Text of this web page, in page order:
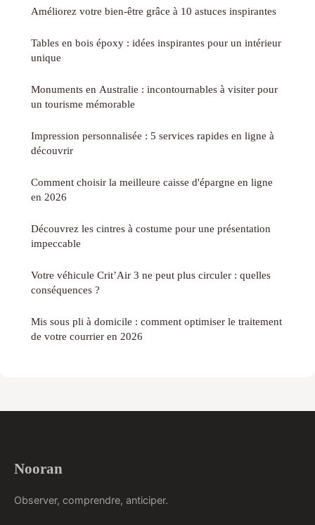
Améliorez votre bien-être grâce à 10 astuces inspirantes
Tables en bois époxy : idées inspirantes pour un intérieur
unique
Monuments en Australie : incontournables à visiter pour
un tourisme mémorable
Impression personnalisée : 5 services rapides en ligne à
découvrir
Comment choisir la meilleure caisse d'épargne en ligne
en 2026
Découvrez les cintres à costume pour une présentation
impeccable
Votre véhicule Crit’Air 3 ne peut plus circuler : quelles
conséquences ?
Mis sous pli à domicile : comment optimiser le traitement
de votre courrier en 2026
Nooran
Observer, comprendre, anticiper.